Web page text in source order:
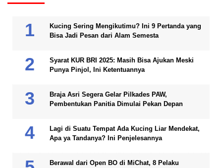
Kucing Sering Mengikutimu? Ini 9 Pertanda yang
Bisa Jadi Pesan dari Alam Semesta
Syarat KUR BRI 2025: Masih Bisa Ajukan Meski
Punya Pinjol, Ini Ketentuannya
Braja Asri Segera Gelar Pilkades PAW,
Pembentukan Panitia Dimulai Pekan Depan
Lagi di Suatu Tempat Ada Kucing Liar Mendekat,
Apa ya Tandanya? Ini Penjelesannya
Berawal dari Open BO di MiChat, 8 Pelaku